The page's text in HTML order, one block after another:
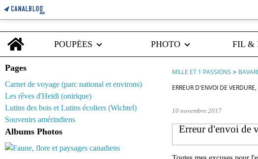
Home
POUPÉES
PHOTO FIL &
Pages
Carnet de voyage (parc national et environs)
Les rêves d'Heidi (onirique)
Lutins des bois et Lutins écoliers (Wichtel)
Souvenirs amérindiens
Albums Photos
MILLE ET 1 PASSIONS >
ERREUR D'ENVOI DE
10 novembre 2017
Erreur d'envoi de